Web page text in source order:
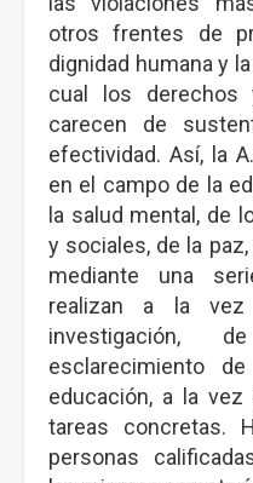
otros frentes de
dignidad humana y
cual los derechos
carecen de
efectividad. Así, la
en el campo de la
la salud mental, de
y sociales, de la
mediante una
realizan a la
investigación,
esclarecimiento
educación, a la
tareas concretas.
personas